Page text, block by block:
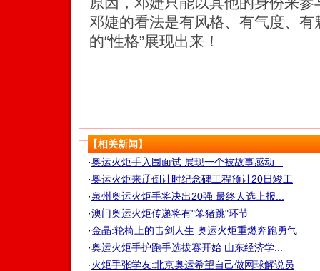
邓婕的看法是有风格、有气度、
的“性格”展现出来！
【相关新闻】
·奥运火炬手入围面试 展现一个被故事感动...
·奥运火炬来辽倒计时纪念碑工程预计20日竣工
·泉州奥运火炬手将决出20强 最终人选上报...
·澳门奥运火炬传递将有"笨猪跳"环节
·金晶:轮椅上的击剑人生 奥运火炬重燃奔跑勇气
·奥运火炬手护跑手选拔赛开始 山东经济学...
·火炬手张学友:北京奥运希望自己做网球解说员